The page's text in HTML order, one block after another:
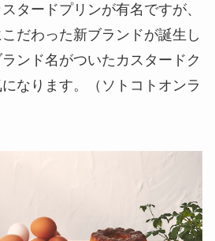
タードプリンが有名ですが、
だわった新ブランドが誕生し
ンド名がついたカスタードク
なります。（ソトコトオンラ